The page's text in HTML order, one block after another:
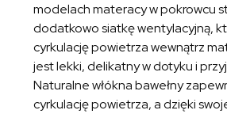
modelach materacy w pokrowcu
dodatkowo siatkę wentylacyjną,
cyrkulację powietrza wewnątrz
jest lekki, delikatny w dotyku i
Naturalne włókna bawełny
cyrkulację powietrza, a dzięki